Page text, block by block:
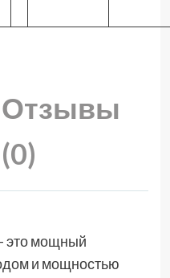
Отзывы
(0)
это мощный
и мощностью